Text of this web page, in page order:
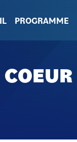
PROGRAMME